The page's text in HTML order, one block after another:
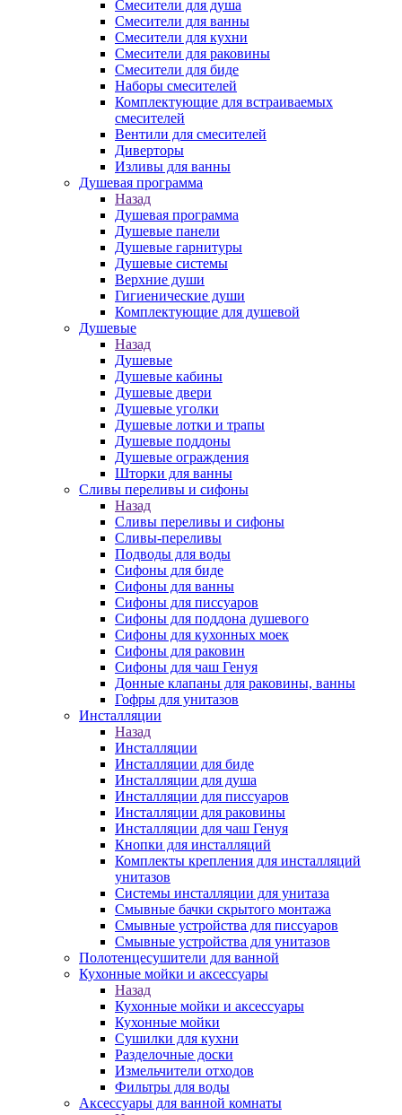
Смесители для душа
Смесители для ванны
Смесители для кухни
Смесители для раковины
Смесители для биде
Наборы смесителей
Комплектующие для встраиваемых
смесителей
Вентили для смесителей
Диверторы
Изливы для ванны
Душевая программа
Назад
Душевая программа
Душевые панели
Душевые гарнитуры
Душевые системы
Верхние души
Гигиенические души
Комплектующие для душевой
Душевые
Назад
Душевые
Душевые кабины
Душевые двери
Душевые уголки
Душевые лотки и трапы
Душевые поддоны
Душевые ограждения
Шторки для ванны
Сливы переливы и сифоны
Назад
Сливы переливы и сифоны
Сливы-переливы
Подводы для воды
Сифоны для биде
Сифоны для ванны
Сифоны для писсуаров
Сифоны для поддона душевого
Сифоны для кухонных моек
Сифоны для раковин
Сифоны для чаш Генуя
Донные клапаны для раковины, ванны
Гофры для унитазов
Инсталляции
Назад
Инсталляции
Инсталляции для биде
Инсталляции для душа
Инсталляции для писсуаров
Инсталляции для раковины
Инсталляции для чаш Генуя
Кнопки для инсталляций
Комплекты крепления для инсталляций
унитазов
Системы инсталляции для унитаза
Смывные бачки скрытого монтажа
Смывные устройства для писсуаров
Смывные устройства для унитазов
Полотенцесушители для ванной
Кухонные мойки и аксессуары
Назад
Кухонные мойки и аксессуары
Кухонные мойки
Сушилки для кухни
Разделочные доски
Измельчители отходов
Фильтры для воды
Аксессуары для ванной комнаты